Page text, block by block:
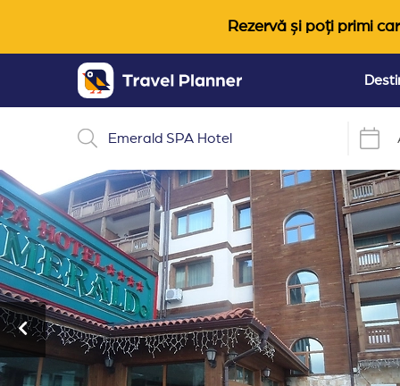
Rezervă și poți primi